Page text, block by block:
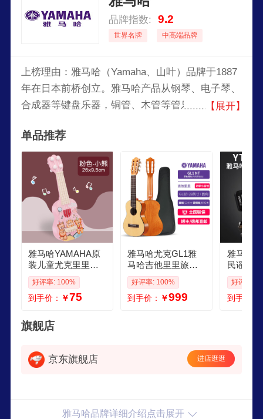
品牌指数: 9.2
世界名牌 中高端品牌
上榜理由：雅马哈（Yamaha、山叶）品牌于1887
年在日本前桥创立。雅马哈产品从钢琴、电子琴、
合成器等键盘乐器，铜管、木管等管乐器，小提
器、音响设备及音效产品的日本公司，现时是世界
上最大的乐器生产商，旗下的产品还有驻车空调
【展开】
单品推荐
雅马哈YAMAHA原
装儿童尤克里里小
吉他玩具孩子启蒙
初学可弹奏动手学
习乐器早教 儿童尤
赋培养
好评率: 100%
到手价： ￥75
雅马哈尤克GL1雅
马哈吉他里里旅行
吉它尤克里里考级
练习入门初学儿童 2
8英寸雅马哈GL1 原
好评率: 100%
到手价： ￥999
雅马哈
民谣吉
专用校
里电吉
好评率:
到手价：
旗舰店
京东旗舰店 进店逛逛
雅马哈品牌详细介绍点击展开